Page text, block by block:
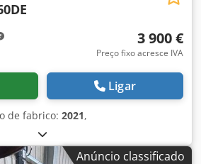
e operadores de equipamentos
3 900 €
Preço fixo acresce IVA
Ligar
de fabrico: 2021,
Anúncio classificado